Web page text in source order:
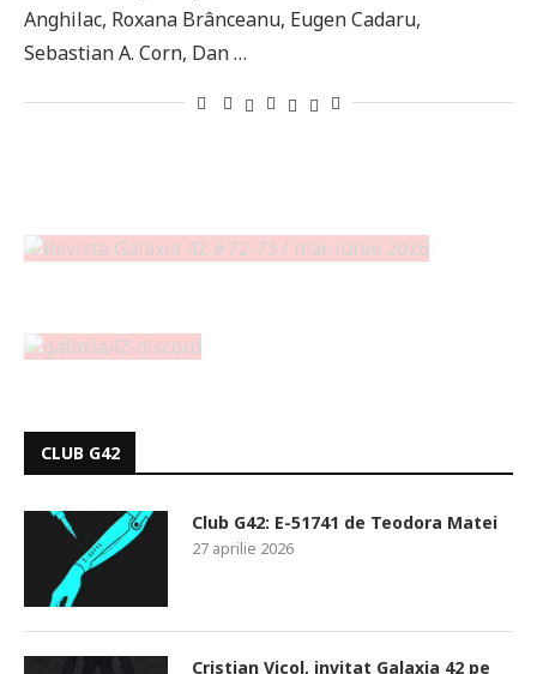
Anghilac, Roxana Brânceanu, Eugen Cadaru,
Sebastian A. Corn, Dan …
CLUB G42
Club G42: E-51741 de Teodora Matei
27 aprilie 2026
Cristian Vicol, invitat Galaxia 42 pe